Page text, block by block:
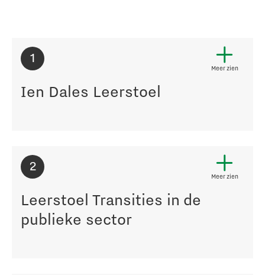
1
Meer zien
Ien Dales Leerstoel
2
Meer zien
Leerstoel Transities in de
publieke sector